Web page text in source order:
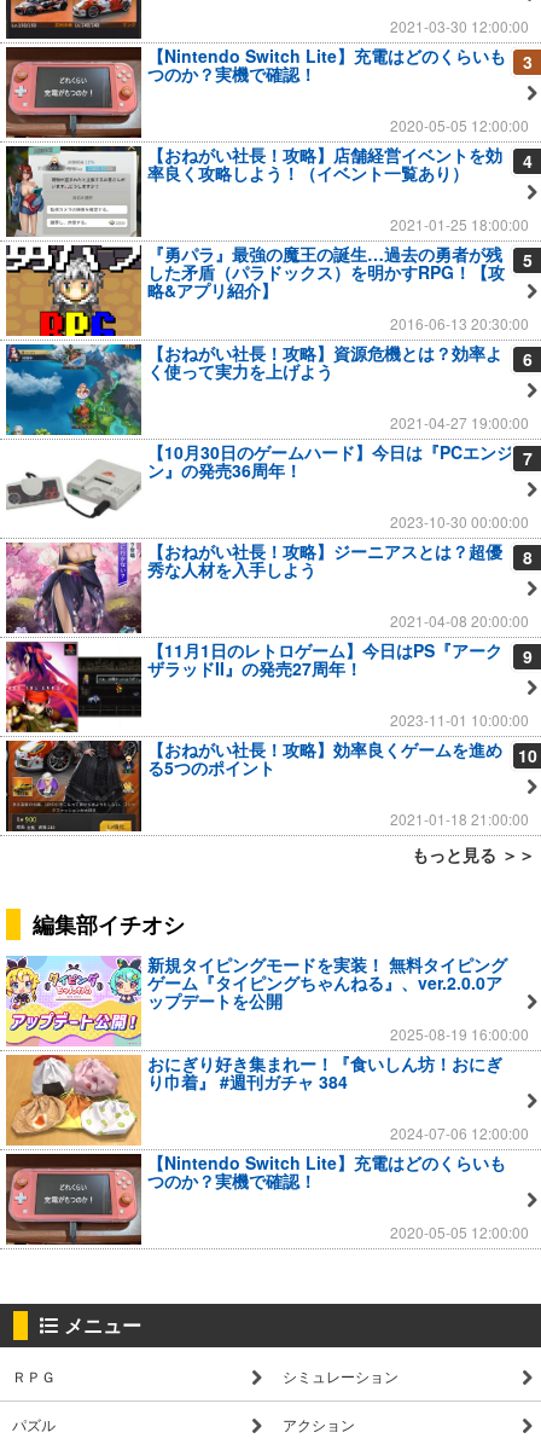
2021-03-30 12:00:00
3
【Nintendo Switch Lite】充電はどのくらいも
つのか？実機で確認！
2020-05-05 12:00:00
4
【おねがい社長！攻略】店舗経営イベントを効
率良く攻略しよう！（イベント一覧あり）
2021-01-25 18:00:00
5
『勇パラ』最強の魔王の誕生…過去の勇者が残
した矛盾（パラドックス）を明かすRPG！【攻
略&アプリ紹介】
2016-06-13 20:30:00
6
【おねがい社長！攻略】資源危機とは？効率よ
く使って実力を上げよう
2021-04-27 19:00:00
7
【10月30日のゲームハード】今日は『PCエンジ
ン』の発売36周年！
2023-10-30 00:00:00
8
【おねがい社長！攻略】ジーニアスとは？超優
秀な人材を入手しよう
2021-04-08 20:00:00
9
【11月1日のレトロゲーム】今日はPS『アーク
ザラッドII』の発売27周年！
2023-11-01 10:00:00
10
【おねがい社長！攻略】効率良くゲームを進め
る5つのポイント
2021-01-18 21:00:00
もっと見る ＞＞
編集部イチオシ
新規タイピングモードを実装！ 無料タイピング
ゲーム『タイピングちゃんねる』、ver.2.0.0ア
ップデートを公開
2025-08-19 16:00:00
おにぎり好き集まれー！『食いしん坊！おにぎ
り巾着』 #週刊ガチャ 384
2024-07-06 12:00:00
【Nintendo Switch Lite】充電はどのくらいも
つのか？実機で確認！
2020-05-05 12:00:00
メニュー
ＲＰＧ シミュレーション
パズル アクション